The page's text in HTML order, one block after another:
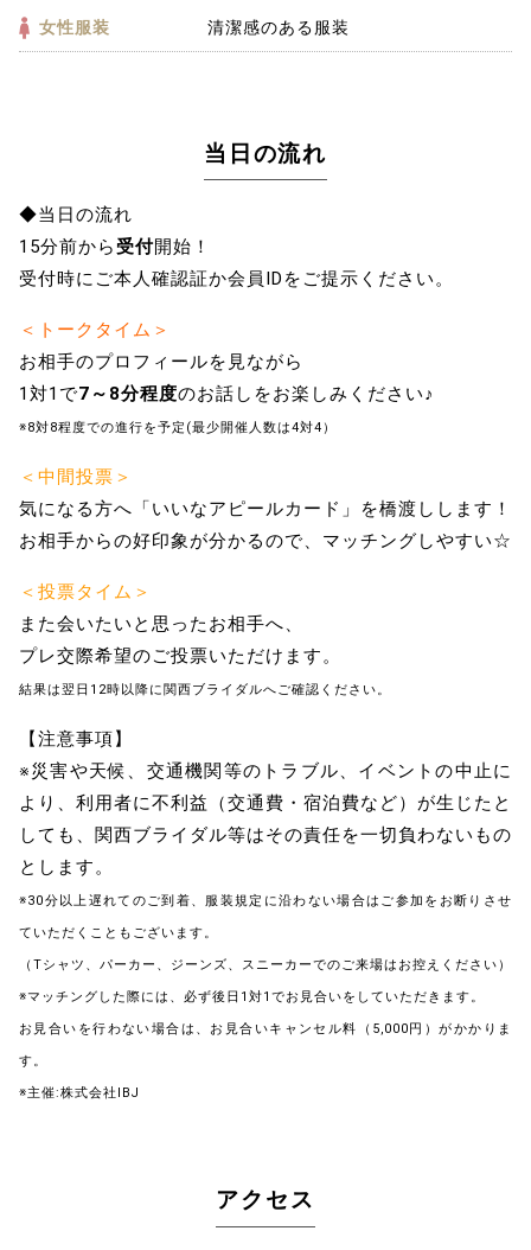
女性服装 清潔感のある服装
当日の流れ
◆当日の流れ
15分前から 受付開始！
受付時にご本人確認証か会員IDをご提示ください。
＜トークタイム＞
お相手のプロフィールを見ながら
1対1で7～8分程度のお話しをお楽しみください♪
※8対8程度での進行を予定(最少開催人数は4対4）
＜中間投票＞
気になる方へ「いいなアピールカード」を橋渡しします！
お相手からの好印象が分かるので、マッチングしやすい☆
＜投票タイム＞
また会いたいと思ったお相手へ、
プレ交際希望のご投票いただけます。
結果は翌日12時以降に関西ブライダルへご確認ください。
【注意事項】
※災害や天候、交通機関等のトラブル、イベントの中止に
より、利用者に不利益（交通費・宿泊費など）が生じたと
しても、関西ブライダル等はその責任を一切負わないもの
とします。
※30分以上遅れてのご到着、服装規定に沿わない場合はご参加をお断りさせ
ていただくこともございます。
（Tシャツ、パーカー、ジーンズ、スニーカーでのご来場はお控えください）
※マッチングした際には、必ず後日1対1でお見合いをしていただきます。
お見合いを行わない場合は、お見合いキャンセル料（5,000円）がかかりま
す。
※主催:株式会社IBJ
アクセス